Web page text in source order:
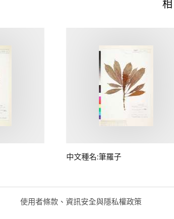
中文種名:筆羅子
使用者條款、資訊安全與隱私權政策